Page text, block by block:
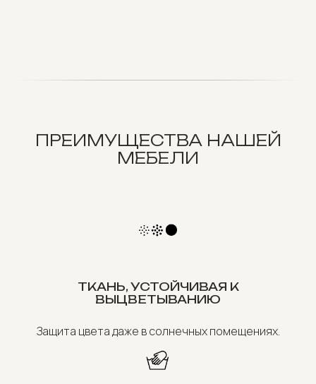
ПРЕИМУЩЕСТВА НАШЕЙ
МЕБЕЛИ
ТКАНЬ, УСТОЙЧИВАЯ К
ВЫЦВЕТЫВАНИЮ
Защита цвета даже в солнечных помещениях.